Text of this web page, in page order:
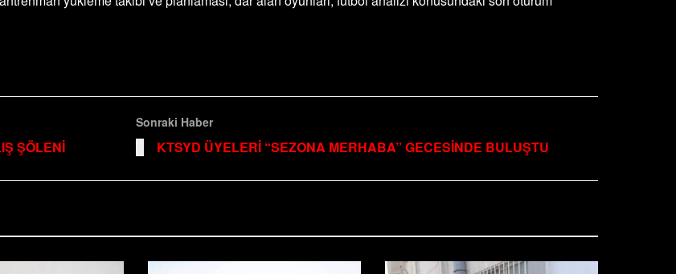
ŞÖLENİ
Sonraki Haber
KTSYD ÜYELERİ “SEZONA MERHABA” GECESİNDE BULUŞTU